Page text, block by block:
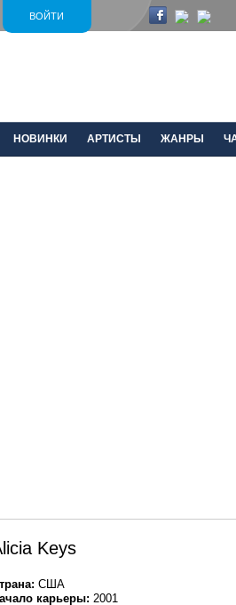
ВОЙТИ
НОВИНКИ АРТИСТЫ ЖАНРЫ
Keys
США
карьеры: 2001